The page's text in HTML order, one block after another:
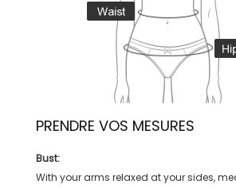
PRENDRE VOS MESURES
Bust:
With your arms relaxed at your sides,